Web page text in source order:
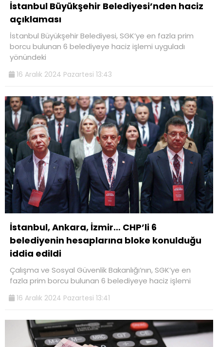
İstanbul Büyükşehir Belediyesi’nden haciz
açıklaması
İstanbul Büyükşehir Belediyesi, SGK’ye en fazla prim
borcu bulunan 6 belediyeye haciz işlemi uyguladı
yönündeki
16 Aralık 2024 Pazartesi 13:43
İstanbul, Ankara, İzmir… CHP’li 6
belediyenin hesaplarına bloke konulduğu
iddia edildi
Çalışma ve Sosyal Güvenlik Bakanlığı’nın, SGK’ye en
fazla prim borcu bulunan 6 belediyeye haciz işlemi
16 Aralık 2024 Pazartesi 13:41